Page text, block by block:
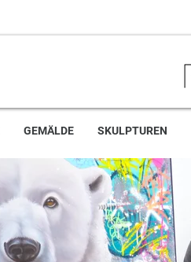
GEMÄLDE SKULPTUREN